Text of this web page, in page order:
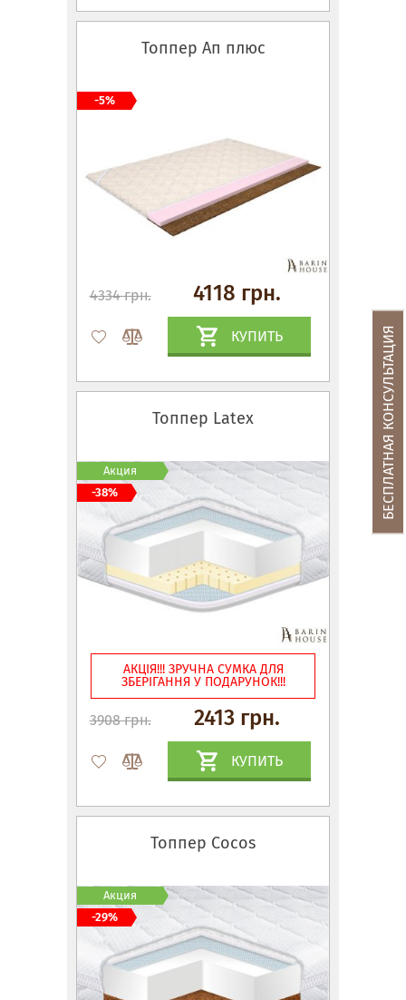
Топпер Ап плюс
4334 грн. 4118 грн.
КУПИТЬ
-5%
Топпер Latex
АКЦІЯ!!! ЗРУЧНА СУМКА ДЛЯ
ЗБЕРІГАННЯ У ПОДАРУНОК!!!
3908 грн. 2413 грн.
КУПИТЬ
Акция
-38%
Топпер Cocos
Акция
-29%
БЕСПЛАТНАЯ КОНСУЛЬТАЦИЯ